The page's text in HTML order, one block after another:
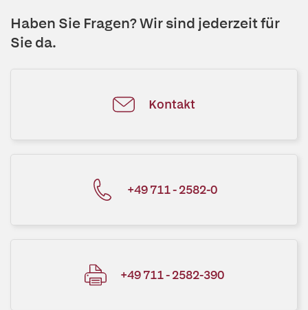
Haben Sie Fragen? Wir sind jederzeit für
Sie da.
Kontakt
+49 711 - 2582-0
+49 711 - 2582-390